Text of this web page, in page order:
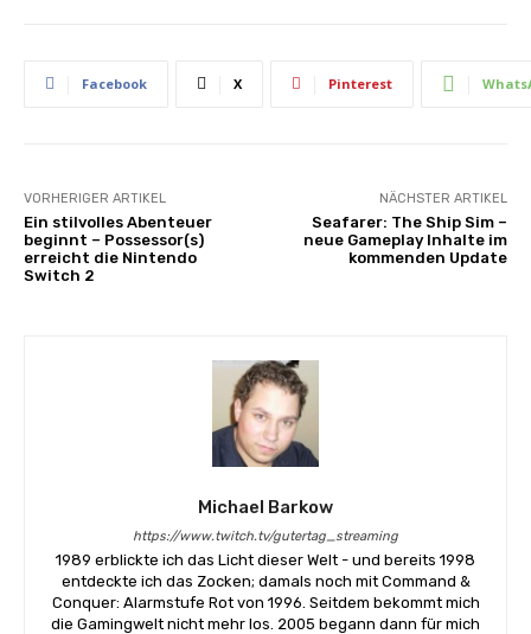
Facebook X Pinterest
VORHERIGER ARTIKEL
Ein stilvolles Abenteuer
beginnt – Possessor(s)
erreicht die Nintendo
Switch 2
NÄCHSTER ARTIKEL
Seafarer: The Ship Sim –
neue Gameplay Inhalte im
kommenden Update
Michael Barkow
https://www.twitch.tv/gutertag_streaming
1989 erblickte ich das Licht dieser Welt - und bereits 1998
entdeckte ich das Zocken; damals noch mit Command &
Conquer: Alarmstufe Rot von 1996. Seitdem bekommt mich
die Gamingwelt nicht mehr los. 2005 begann dann für mich